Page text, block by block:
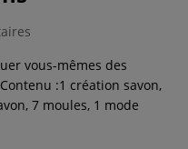
vous-mêmes des
:1 création savon,
7 moules, 1 mode